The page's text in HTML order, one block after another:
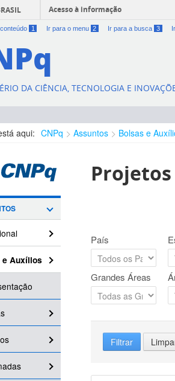
Acesso à informação
1 Ir para o menu 2 Ir para a busca 3
DA CIÊNCIA, TECNOLOGIA E
aqui: CNPq Assuntos Bolsas e
e Auxílios
Projetos
País
Grandes Áreas
Filtrar